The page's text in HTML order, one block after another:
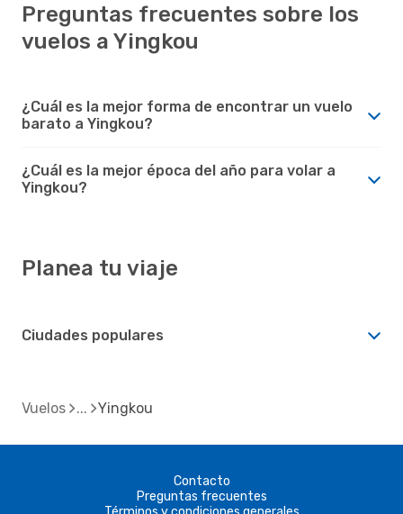
Preguntas frecuentes sobre los
vuelos a Yingkou
¿Cuál es la mejor forma de encontrar un vuelo
barato a Yingkou?
¿Cuál es la mejor época del año para volar a
Yingkou?
Planea tu viaje
Ciudades populares
Vuelos Yingkou
Contacto
Preguntas frecuentes